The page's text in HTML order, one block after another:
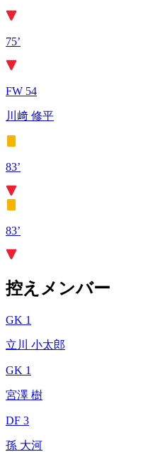
75’
FW 54
川﨑 修平
83’
83’
控えメンバー
GK 1
立川 小太郎
GK 1
宮澤 樹
DF 3
孫 大河